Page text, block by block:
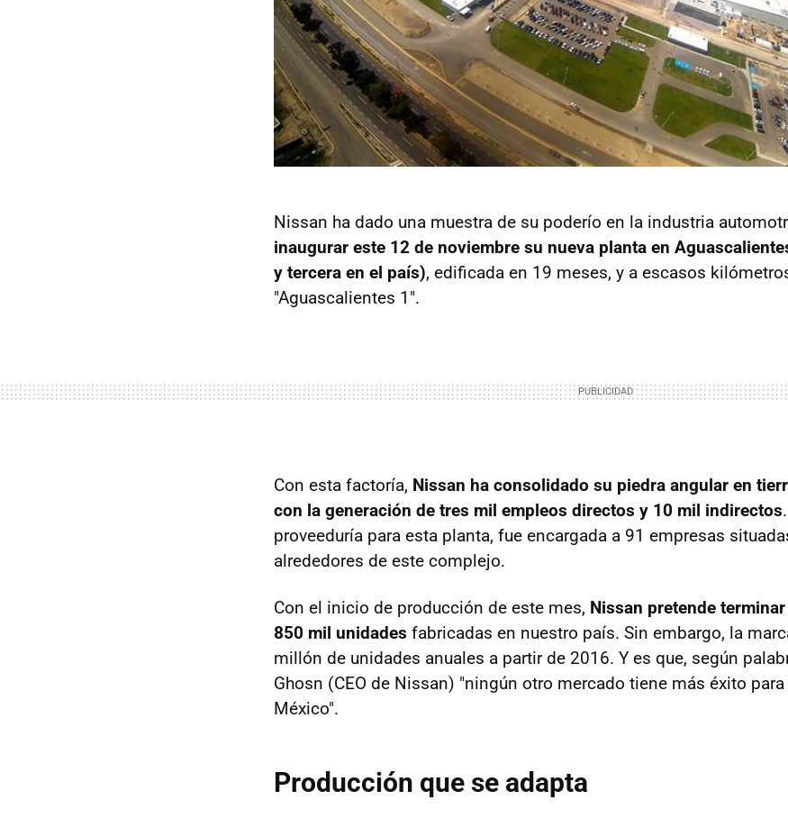
Nissan ha dado una muestra de su poderío en la industria
inaugurar este 12 de noviembre su nueva planta en
y tercera en el país), edificada en 19 meses, y a escasos
"Aguascalientes 1".
Con esta factoría, Nissan ha consolidado su piedra angular en
con la generación de tres mil empleos directos y 10 mil indirectos
proveeduría para esta planta, fue encargada a 91 empresas
alrededores de este complejo.
Con el inicio de producción de este mes, Nissan pretende
850 mil unidades fabricadas en nuestro país. Sin embargo, la
millón de unidades anuales a partir de 2016. Y es que, según
Ghosn (CEO de Nissan) "ningún otro mercado tiene más éxito
México".
Producción que se adapta